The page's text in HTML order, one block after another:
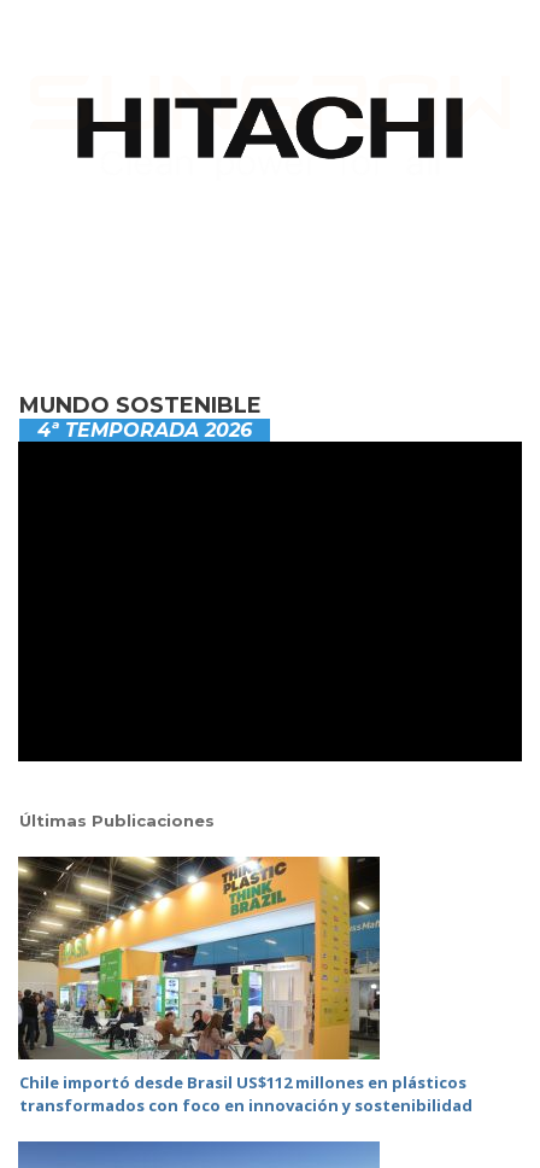
MUNDO SOSTENIBLE
4ª TEMPORADA 2026
Últimas Publicaciones
Chile importó desde Brasil US$112 millones en plásticos
transformados con foco en innovación y sostenibilidad